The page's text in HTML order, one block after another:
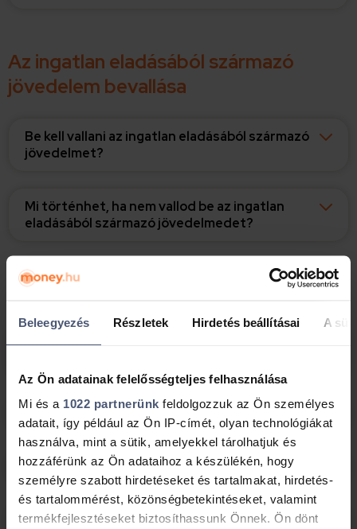
Beleegyezés Részletek Hirdetés beállításai A
Az Ön adatainak felelősségteljes felhasználása
Mi és a 1022 partnerünk feldolgozzuk az Ön személyes
adatait, így például az Ön IP-címét, olyan technológiákat
használva, mint a sütik, amelyekkel tárolhatjuk és
hozzáférünk az Ön adataihoz a készülékén, hogy
személyre szabott hirdetéseket és tartalmakat, hirdetés-
és tartalommérést, közönségbetekintéseket, valamint
termékfejlesztéseket biztosíthassunk Önnek. Ön dönt
Az ingatlan eladásából származó
jövedelem bevallása
Be kell vallani az ingatlan eladásából származó
jövedelmet?
Mi történhet, ha nem vallod be az ingatlan
eladásából származó jövedelmedet?
Az adó megfizetése
Mikor kell megfizetni az ingatlanértékesítésből
Hogyan kell megfizetni az adót?
Mit lehet tenni fizetési nehézség esetén?
Kérhető az adó elengedése vagy mérséklése a